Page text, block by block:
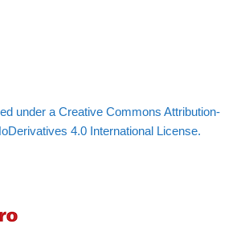
under a Creative Commons Attribution-
4.0 International License.